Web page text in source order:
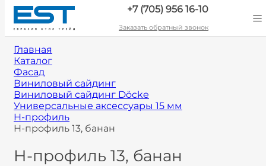
+7 (705) 956 16-10
Заказать обратный звонок
Главная
Каталог
Фасад
Виниловый сайдинг
Виниловый сайдинг Döcke
Универсальные аксессуары 15 мм
H-профиль
H-профиль 13, банан
H-профиль 13, банан